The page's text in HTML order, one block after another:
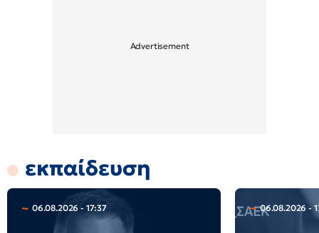
εκπαίδευση
06.08.2026 - 17:37 06.08.2026 -